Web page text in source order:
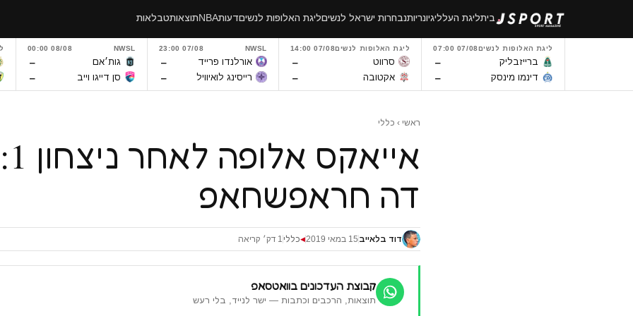
ביתליגת העלליגיונריותנבחרות ישראל לנשיםליגת האלופות לנשיםדעותNBAתוצאותטבלאות
ליגת האלופות לנשים07/08 07:00
ברייזבליק –
דינמו מינסק –
ליגת האלופות לנשים07/08 14:00
סרווט –
אקטובה –
NWSL
07/08 23:00
אורלנדו פרייד –
רייסינג לואיוויל –
NWSL
08/08 00:00
גות׳אם –
סן דייגו וייב –
ראשי › כללי
דה חראפשחאפ
דוד בלאייב 15 במאי 2019 ◀כללי 1 דק׳ קריאה
קבוצת העדכונים בוואטסאפ
תוצאות, הרכבים וכתבות — ישר לנייד, בלי רעש